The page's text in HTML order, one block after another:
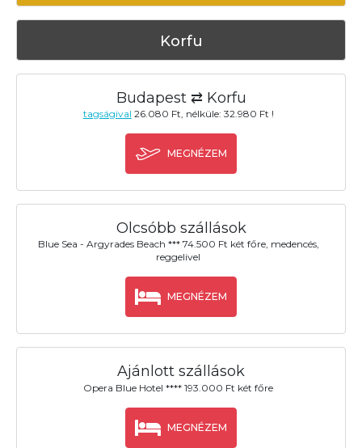
Korfu
Budapest ⇄ Korfu
tagságival 26.080 Ft, nélküle: 32.980 Ft !
MEGNÉZEM
Olcsóbb szállások
Blue Sea - Argyrades Beach *** 74.500 Ft két főre, medencés,
reggelivel
MEGNÉZEM
Ajánlott szállások
Opera Blue Hotel **** 193.000 Ft két főre
MEGNÉZEM